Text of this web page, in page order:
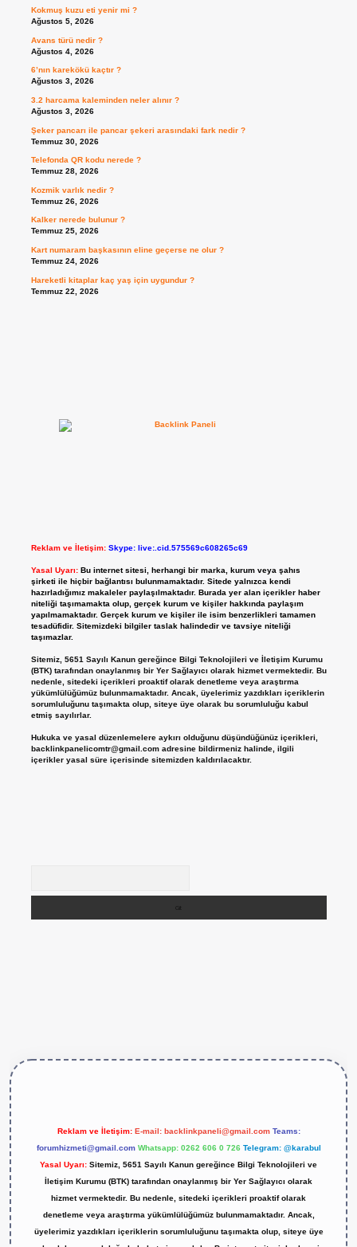
Kokmuş kuzu eti yenir mi ?
Ağustos 5, 2026
Avans türü nedir ?
Ağustos 4, 2026
6’nın karekökü kaçtır ?
Ağustos 3, 2026
3.2 harcama kaleminden neler alınır ?
Ağustos 3, 2026
Şeker pancarı ile pancar şekeri arasındaki fark nedir ?
Temmuz 30, 2026
Telefonda QR kodu nerede ?
Temmuz 28, 2026
Kozmik varlık nedir ?
Temmuz 26, 2026
Kalker nerede bulunur ?
Temmuz 25, 2026
Kart numaram başkasının eline geçerse ne olur ?
Temmuz 24, 2026
Hareketli kitaplar kaç yaş için uygundur ?
Temmuz 22, 2026
Reklam ve İletişim: Skype: live:.cid.575569c608265c69
Yasal Uyarı: Bu internet sitesi, herhangi bir marka, kurum veya şahıs
şirketi ile hiçbir bağlantısı bulunmamaktadır. Sitede yalnızca kendi
hazırladığımız makaleler paylaşılmaktadır. Burada yer alan içerikler haber
niteliği taşımamakta olup, gerçek kurum ve kişiler hakkında paylaşım
yapılmamaktadır. Gerçek kurum ve kişiler ile isim benzerlikleri tamamen
tesadüfidir. Sitemizdeki bilgiler taslak halindedir ve tavsiye niteliği
taşımazlar.
Sitemiz, 5651 Sayılı Kanun gereğince Bilgi Teknolojileri ve İletişim Kurumu
(BTK) tarafından onaylanmış bir Yer Sağlayıcı olarak hizmet vermektedir. Bu
nedenle, sitedeki içerikleri proaktif olarak denetleme veya araştırma
yükümlülüğümüz bulunmamaktadır. Ancak, üyelerimiz yazdıkları içeriklerin
sorumluluğunu taşımakta olup, siteye üye olarak bu sorumluluğu kabul
etmiş sayılırlar.
Hukuka ve yasal düzenlemelere aykırı olduğunu düşündüğünüz içerikleri,
backlinkpanelicomtr@gmail.comadresine bildirmeniz halinde, ilgili
içerikler yasal süre içerisinde sitemizden kaldırılacaktır.
Reklam ve İletişim: E-mail: backlinkpaneli@gmail.com Teams:
forumhizmeti@gmail.com Whatsapp: 0262 606 0 726 Telegram: @karabul
Yasal Uyarı: Sitemiz, 5651 Sayılı Kanun gereğince Bilgi Teknolojileri ve
İletişim Kurumu (BTK) tarafından onaylanmış bir Yer Sağlayıcı olarak
hizmet vermektedir. Bu nedenle, sitedeki içerikleri proaktif olarak
denetleme veya araştırma yükümlülüğümüz bulunmamaktadır. Ancak,
üyelerimiz yazdıkları içeriklerin sorumluluğunu taşımakta olup, siteye üye